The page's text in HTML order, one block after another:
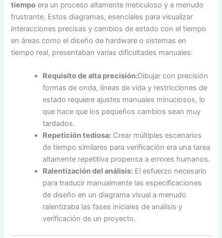
tiempo era un proceso altamente meticuloso y a menudo
frustrante. Estos diagramas, esenciales para visualizar
interacciones precisas y cambios de estado con el tiempo
en áreas como el diseño de hardware o sistemas en
tiempo real, presentaban varias dificultades manuales:
Requisito de alta precisión:Dibujar con precisión
formas de onda, líneas de vida y restricciones de
estado requiere ajustes manuales minuciosos, lo
que hace que los pequeños cambios sean muy
tardados.
Repetición tediosa: Crear múltiples escenarios
de tiempo similares para verificación era una tarea
altamente repetitiva propensa a errores humanos.
Ralentización del análisis: El esfuerzo necesario
para traducir manualmente las especificaciones
de diseño en un diagrama visual a menudo
ralentizaba las fases iniciales de análisis y
verificación de un proyecto.